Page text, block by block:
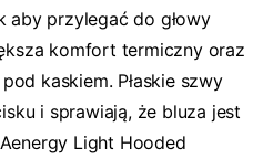
aby przylegać do głowy
komfort termiczny oraz
kaskiem. Płaskie szwy
i sprawiają, że bluza jest
Light Hooded